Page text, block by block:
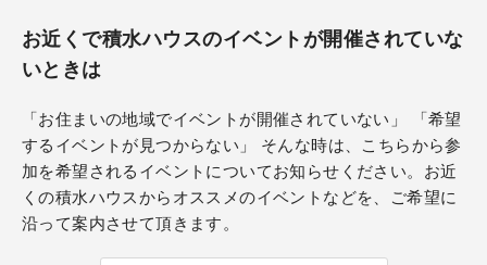
お近くで積水ハウスのイベントが開催されていな
いときは
「お住まいの地域でイベントが開催されていない」 「希望
するイベントが見つからない」 そんな時は、こちらから参
加を希望されるイベントについてお知らせください。お近
くの積水ハウスからオススメのイベントなどを、ご希望に
沿って案内させて頂きます。